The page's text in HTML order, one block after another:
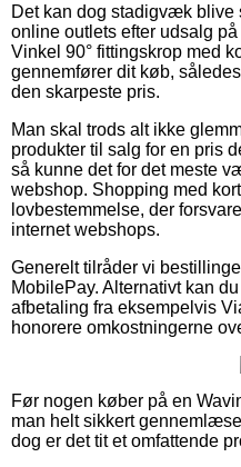
Det kan dog stadigvæk blive
online outlets efter udsalg
Vinkel 90° fittingskrop med
gennemfører dit køb,
den skarpeste pris.
Man skal trods alt ikke
produkter til salg for en pris
så kunne det for det meste
webshop. Shopping med
lovbestemmelse, der
internet webshops.
Generelt tilråder vi
MobilePay. Alternativt kan
afbetaling fra eksempelvis
honorere omkostningerne
Før nogen køber på en
man helt sikkert
dog er det tit et omfattende